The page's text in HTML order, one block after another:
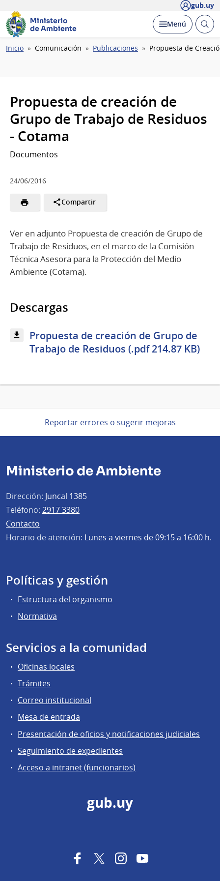
gub.uy
Ministerio
de Ambiente
Desplegar
Menú Abrir
Ruta
Inicio Comunicación Publicaciones Propuesta de
Propuesta de creación de
Grupo de Trabajo de Residuos
- Cotama
Documentos
24/06/2016
Compartir
Ver en adjunto Propuesta de creación de Grupo de
Trabajo de Residuos, en el marco de la Comisión
Técnica Asesora para la Protección del Medio
Ambiente (Cotama).
Descargas
Propuesta de creación de Grupo de
Trabajo de Residuos (.pdf 214.87 KB)
Reportar errores o sugerir mejoras
Ministerio de Ambiente
Dirección: Juncal 1385
Teléfono: 2917 3380
Contacto
Horario de atención: Lunes a viernes de 09:15 a 16:00 h.
Políticas y gestión
Estructura del organismo
Normativa
Servicios a la comunidad
Oficinas locales
Trámites
Correo institucional
Mesa de entrada
Presentación de oficios y notificaciones judiciales
Seguimiento de expedientes
Acceso a intranet (funcionarios)
gub.uy
FacebookTwitterInstagramYouTube